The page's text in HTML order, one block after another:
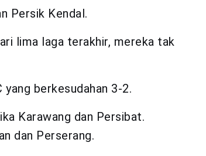
Persik Kendal.
lima laga terakhir, mereka tak
berkesudahan 3-2.
Karawang dan Persibat.
dan Perserang.